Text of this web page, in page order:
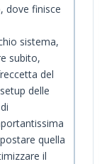
dove finisce
sistema,
subito,
del
delle
quella
il